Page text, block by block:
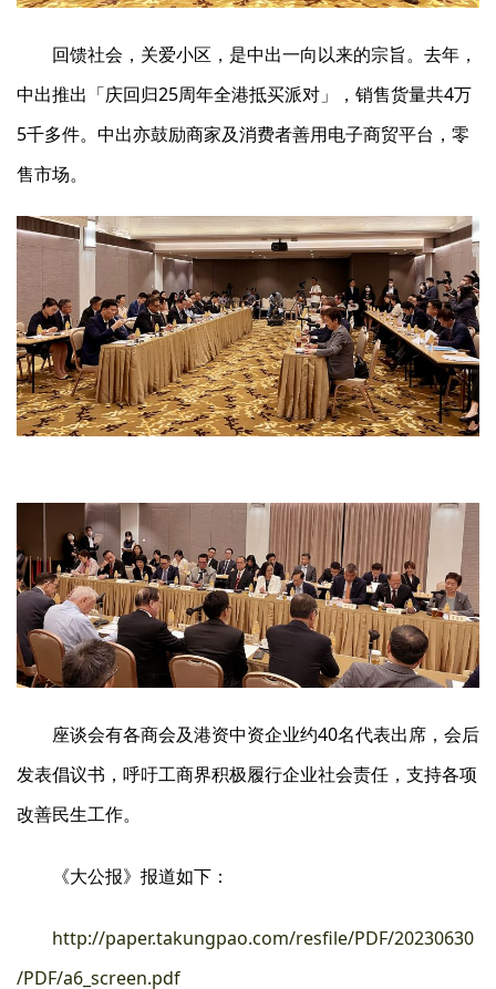
回馈社会，关爱小区，是中出一向以来的宗旨。去年，
中出推出「庆回归25周年全港抵买派对」，销售货量共4万
5千多件。中出亦鼓励商家及消费者善用电子商贸平台，零
售市场。
座谈会有各商会及港资中资企业约40名代表出席，会后
发表倡议书，呼吁工商界积极履行企业社会责任，支持各项
改善民生工作。
《大公报》报道如下：
http://paper.takungpao.com/resfile/PDF/20230630
/PDF/a6_screen.pdf